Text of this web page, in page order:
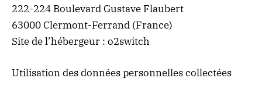
222-224 Boulevard Gustave Flaubert
63000 Clermont-Ferrand (France)
Site de l’hébergeur : o2switch
Utilisation des données personnelles collectées